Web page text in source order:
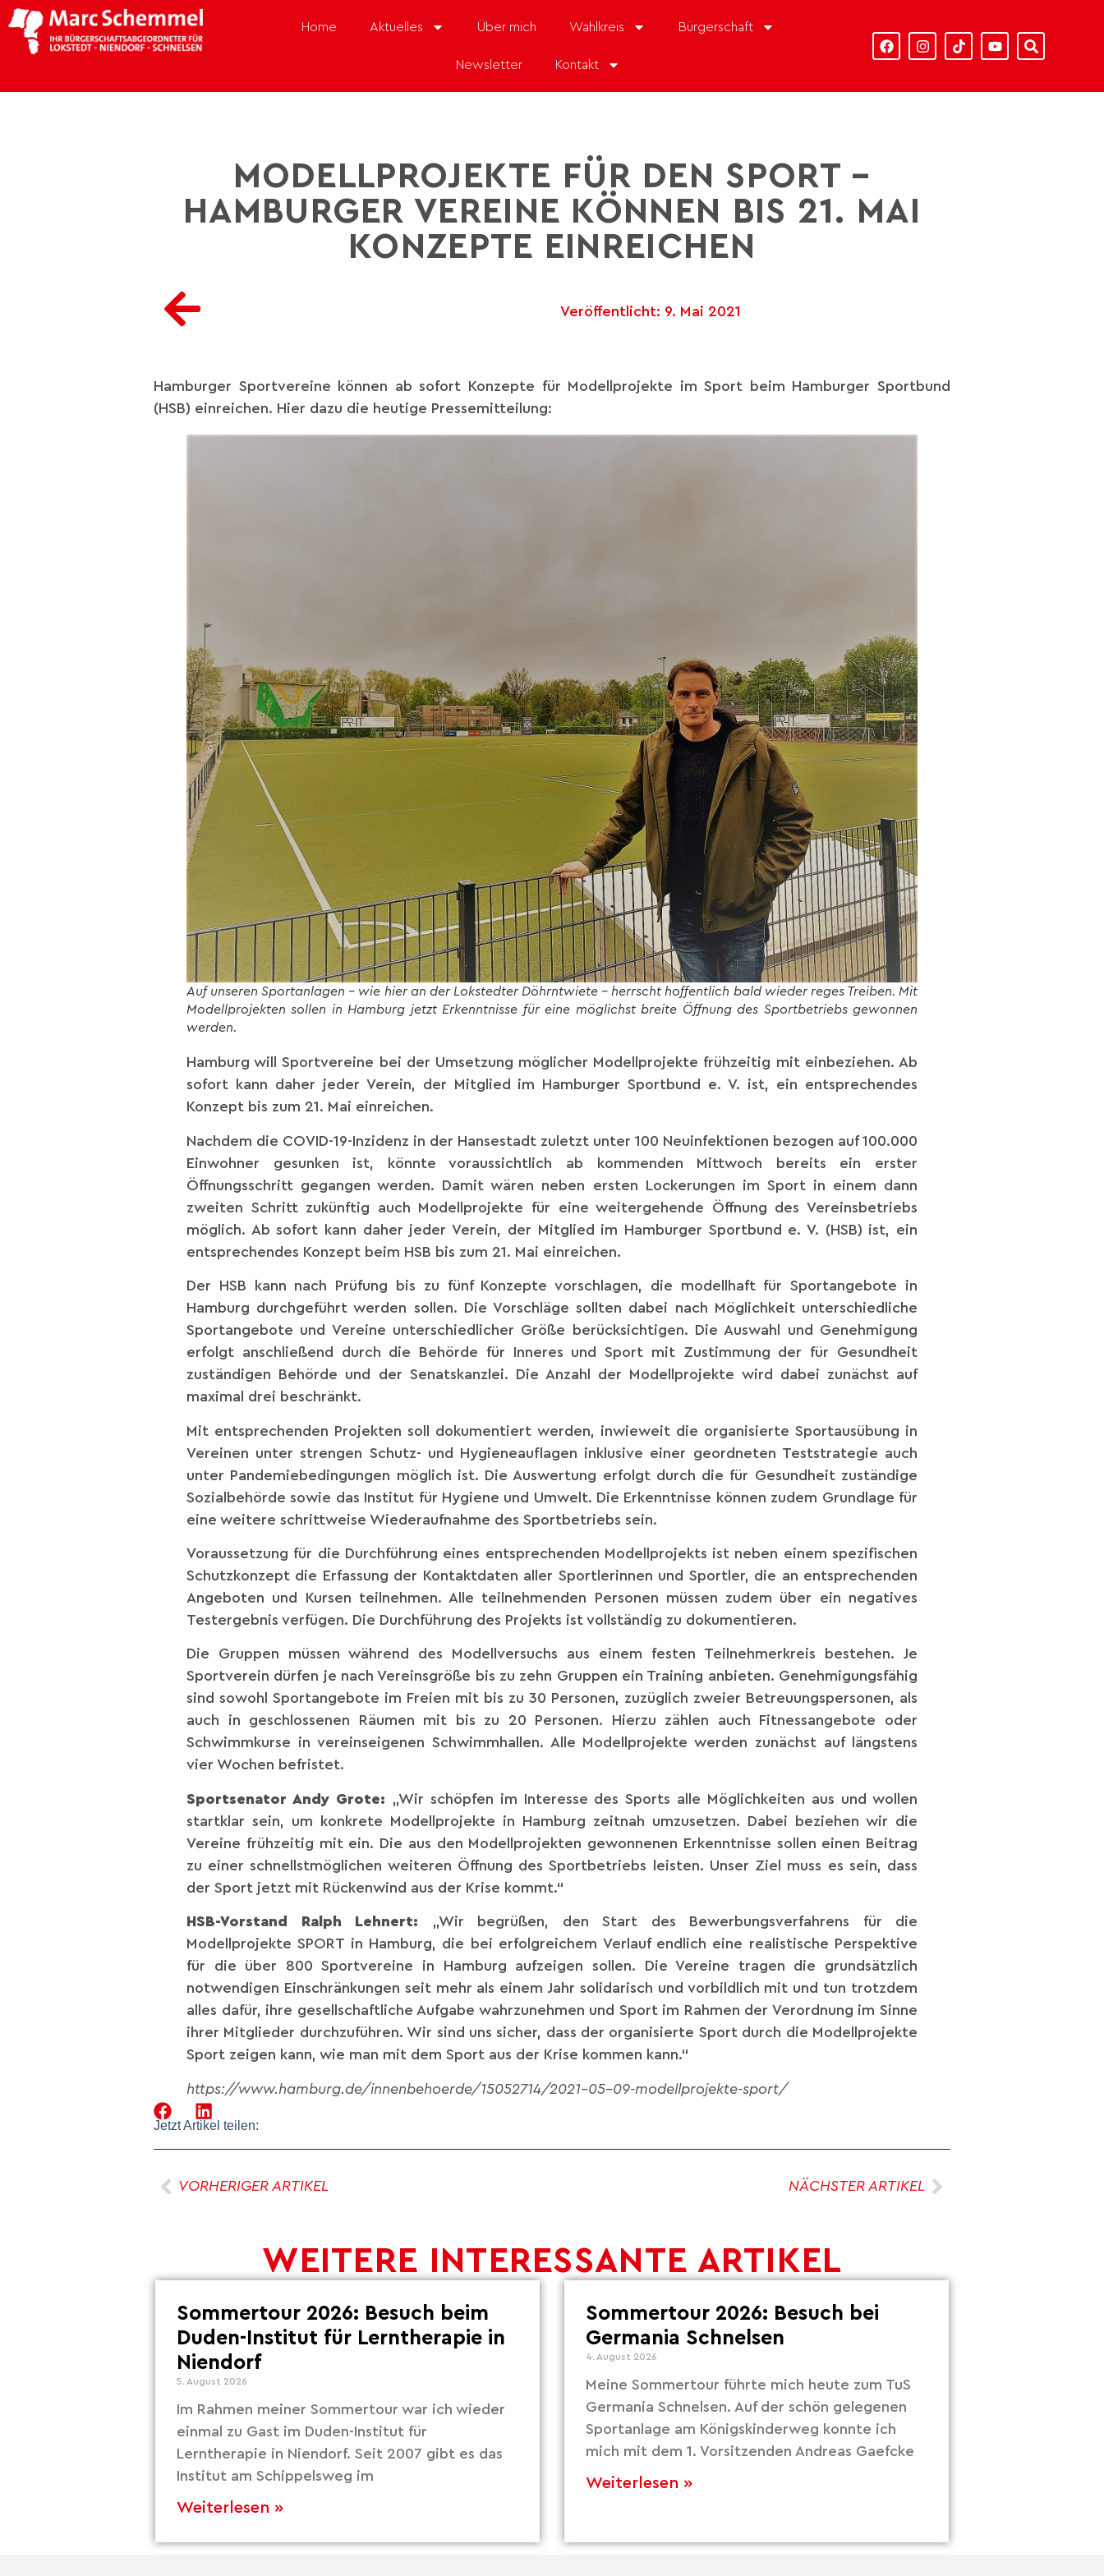
Home Aktuelles Über mich Wahlkreis Bürgerschaft
Newsletter Kontakt
MODELLPROJEKTE FÜR DEN SPORT –
HAMBURGER VEREINE KÖNNEN BIS 21. MAI
KONZEPTE EINREICHEN
Veröffentlicht: 9. Mai 2021
Hamburger Sportvereine können ab sofort Konzepte für Modellprojekte im Sport beim Hamburger Sportbund
(HSB) einreichen. Hier dazu die heutige Pressemitteilung:
Auf unseren Sportanlagen – wie hier an der Lokstedter Döhrntwiete – herrscht hoffentlich bald wieder reges Treiben. Mit
Modellprojekten sollen in Hamburg jetzt Erkenntnisse für eine möglichst breite Öffnung des Sportbetriebs gewonnen
werden.
Hamburg will Sportvereine bei der Umsetzung möglicher Modellprojekte frühzeitig mit einbeziehen. Ab
sofort kann daher jeder Verein, der Mitglied im Hamburger Sportbund e. V. ist, ein entsprechendes
Konzept bis zum 21. Mai einreichen.
Nachdem die COVID-19-Inzidenz in der Hansestadt zuletzt unter 100 Neuinfektionen bezogen auf 100.000
Einwohner gesunken ist, könnte voraussichtlich ab kommenden Mittwoch bereits ein erster
Öffnungsschritt gegangen werden. Damit wären neben ersten Lockerungen im Sport in einem dann
zweiten Schritt zukünftig auch Modellprojekte für eine weitergehende Öffnung des Vereinsbetriebs
möglich. Ab sofort kann daher jeder Verein, der Mitglied im Hamburger Sportbund e. V. (HSB) ist, ein
entsprechendes Konzept beim HSB bis zum 21. Mai einreichen.
Der HSB kann nach Prüfung bis zu fünf Konzepte vorschlagen, die modellhaft für Sportangebote in
Hamburg durchgeführt werden sollen. Die Vorschläge sollten dabei nach Möglichkeit unterschiedliche
Sportangebote und Vereine unterschiedlicher Größe berücksichtigen. Die Auswahl und Genehmigung
erfolgt anschließend durch die Behörde für Inneres und Sport mit Zustimmung der für Gesundheit
zuständigen Behörde und der Senatskanzlei. Die Anzahl der Modellprojekte wird dabei zunächst auf
maximal drei beschränkt.
Mit entsprechenden Projekten soll dokumentiert werden, inwieweit die organisierte Sportausübung in
Vereinen unter strengen Schutz- und Hygieneauflagen inklusive einer geordneten Teststrategie auch
unter Pandemiebedingungen möglich ist. Die Auswertung erfolgt durch die für Gesundheit zuständige
Sozialbehörde sowie das Institut für Hygiene und Umwelt. Die Erkenntnisse können zudem Grundlage für
eine weitere schrittweise Wiederaufnahme des Sportbetriebs sein.
Voraussetzung für die Durchführung eines entsprechenden Modellprojekts ist neben einem spezifischen
Schutzkonzept die Erfassung der Kontaktdaten aller Sportlerinnen und Sportler, die an entsprechenden
Angeboten und Kursen teilnehmen. Alle teilnehmenden Personen müssen zudem über ein negatives
Testergebnis verfügen. Die Durchführung des Projekts ist vollständig zu dokumentieren.
Die Gruppen müssen während des Modellversuchs aus einem festen Teilnehmerkreis bestehen. Je
Sportverein dürfen je nach Vereinsgröße bis zu zehn Gruppen ein Training anbieten. Genehmigungsfähig
sind sowohl Sportangebote im Freien mit bis zu 30 Personen, zuzüglich zweier Betreuungspersonen, als
auch in geschlossenen Räumen mit bis zu 20 Personen. Hierzu zählen auch Fitnessangebote oder
Schwimmkurse in vereinseigenen Schwimmhallen. Alle Modellprojekte werden zunächst auf längstens
vier Wochen befristet.
Sportsenator Andy Grote:
„Wir schöpfen im Interesse des Sports alle Möglichkeiten aus und wollen
startklar sein, um konkrete Modellprojekte in Hamburg zeitnah umzusetzen. Dabei beziehen wir die
Vereine frühzeitig mit ein. Die aus den Modellprojekten gewonnenen Erkenntnisse sollen einen Beitrag
zu einer schnellstmöglichen weiteren Öffnung des Sportbetriebs leisten. Unser Ziel muss es sein, dass
der Sport jetzt mit Rückenwind aus der Krise kommt.“
HSB-Vorstand Ralph Lehnert:
„Wir begrüßen, den Start des Bewerbungsverfahrens für die
Modellprojekte SPORT in Hamburg, die bei erfolgreichem Verlauf endlich eine realistische Perspektive
für die über 800 Sportvereine in Hamburg aufzeigen sollen. Die Vereine tragen die grundsätzlich
notwendigen Einschränkungen seit mehr als einem Jahr solidarisch und vorbildlich mit und tun trotzdem
alles dafür, ihre gesellschaftliche Aufgabe wahrzunehmen und Sport im Rahmen der Verordnung im Sinne
ihrer Mitglieder durchzuführen. Wir sind uns sicher, dass der organisierte Sport durch die Modellprojekte
Sport zeigen kann, wie man mit dem Sport aus der Krise kommen kann.“
https://www.hamburg.de/innenbehoerde/15052714/2021-05-09-modellprojekte-sport/
Jetzt Artikel teilen:
VORHERIGER ARTIKEL NÄCHSTER ARTIKEL
WEITERE INTERESSANTE ARTIKEL
Sommertour 2026: Besuch beim
Duden-Institut für Lerntherapie in
Niendorf
5. August 2026
Im Rahmen meiner Sommertour war ich wieder
einmal zu Gast im Duden-Institut für
Lerntherapie in Niendorf. Seit 2007 gibt es das
Institut am Schippelsweg im
Weiterlesen »
Sommertour 2026: Besuch bei
Germania Schnelsen
4. August 2026
Meine Sommertour führte mich heute zum TuS
Germania Schnelsen. Auf der schön gelegenen
Sportanlage am Königskinderweg konnte ich
mich mit dem 1. Vorsitzenden Andreas Gaefcke
Weiterlesen »